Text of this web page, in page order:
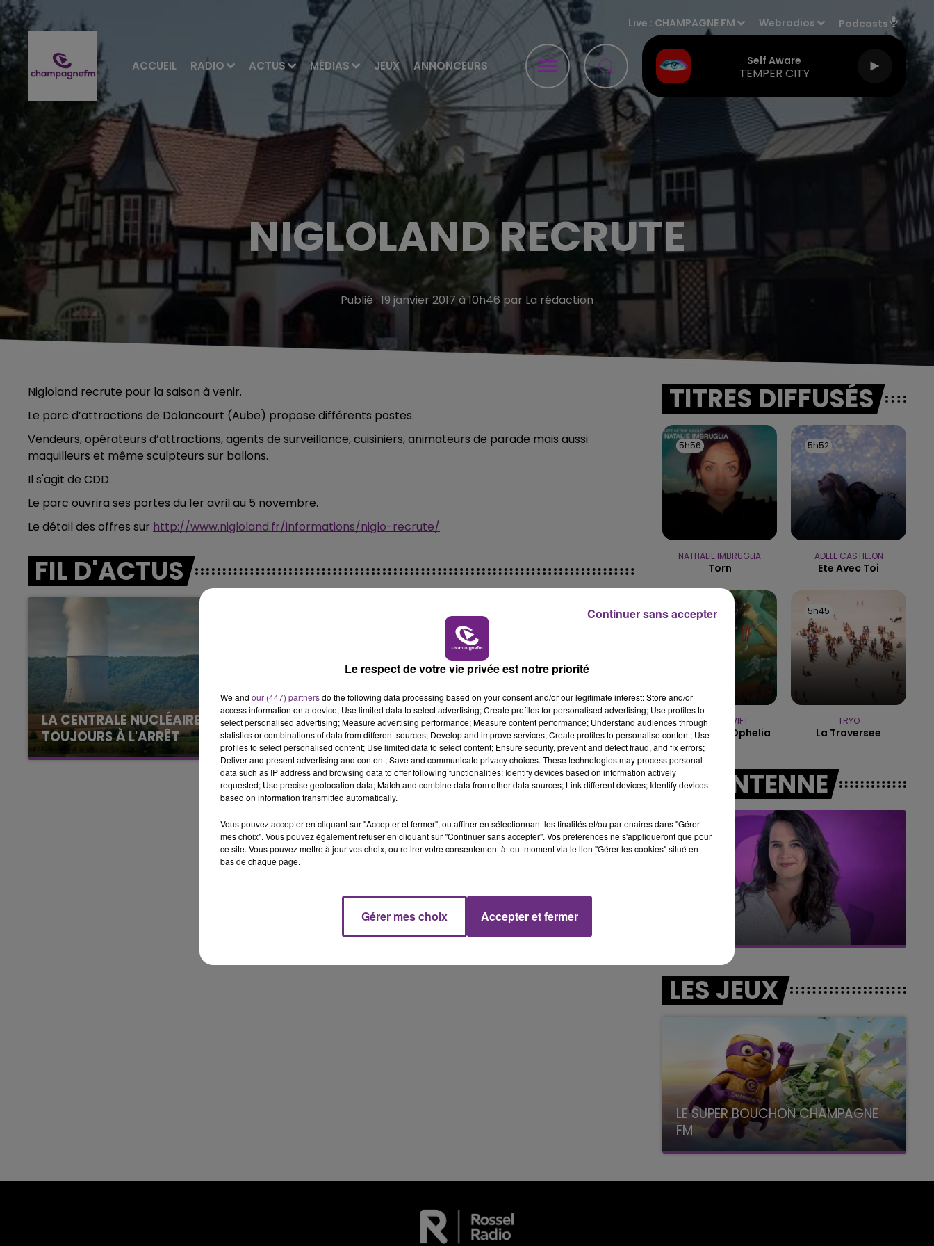
ACCUEIL RADIO ACTUS MÉDIAS JEUX ANNONCEURS
Live : CHAMPAGNE FM Webradios Podcasts
Self Aware
TEMPER CITY
11h00 - 16h00
LE WEEK-END CHAMPAGNE FM
16h00 - 20h00
LE WEEK-END CHAMPAGNE FM
NIGLOLAND RECRUTE
Publié : 19 janvier 2017 à 10h46 par La rédaction
Nigloland recrute pour la saison à venir.
Le parc d’attractions de Dolancourt (Aube) propose différents postes.
Vendeurs, opérateurs d’attractions, agents de surveillance, cuisiniers, animateurs de parade mais aussi
maquilleurs et même sculpteurs sur ballons.
Il s'agit de CDD.
Le parc ouvrira ses portes du 1er avril au 5 novembre.
Le détail des offres sur http://www.nigloland.fr/informations/niglo-recrute/
FIL D'ACTUS
LA CENTRALE NUCLÉAIRE DE CHOOZ
TOUJOURS À L'ARRÊT
Cela fait déjà une semaine que la centrale
nucléaire ardennaise est à l'arrêt. Une situation
justifiée par la sécheresse intense qui est
LE MAGASIN JOUÉCLUB DE REIMS FERME
SES PORTES
C'était l'une des institutions du centre-ville
rémois. Le magasin JouéClub est contraint de
fermer ses portes.
TITRES DIFFUSÉS
5h56
5h56
NATHALIE IMBRUGLIA
Torn
5h52
5h52
ADELE CASTILLON
Ete Avec Toi
5h49
5h49
TAYLOR SWIFT
The Fate Of Ophelia
5h45
5h45
TRYO
La Traversee
A L'ANTENNE
16h00 - 20h00
Le Week-end Champagne FM
LES JEUX
LE SUPER BOUCHON CHAMPAGNE
FM
avec La Famille Champagne FM, à 8H10
Le respect de votre vie privée est notre priorité
We and our (447) partnersdo the following data processing based on your consent and/or our legitimate interest: Store and/or
access information on a device; Use limited data to select advertising; Create profiles for personalised advertising; Use profiles to
select personalised advertising; Measure advertising performance; Measure content performance; Understand audiences through
statistics or combinations of data from different sources; Develop and improve services; Create profiles to personalise content; Use
profiles to select personalised content; Use limited data to select content; Ensure security, prevent and detect fraud, and fix errors;
Deliver and present advertising and content; Save and communicate privacy choices. These technologies may process personal
data such as IP address and browsing data to offer following functionalities: Identify devices based on information actively
requested; Use precise geolocation data; Match and combine data from other data sources; Link different devices; Identify devices
based on information transmitted automatically.
Vous pouvez accepter en cliquant sur "Accepter et fermer", ou affiner en sélectionnant les finalités et/ou partenaires dans "Gérer
mes choix". Vous pouvez également refuser en cliquant sur "Continuer sans accepter". Vos préférences ne s'appliqueront que pour
ce site. Vous pouvez mettre à jour vos choix, ou retirer votre consentement à tout moment via le lien "Gérer les cookies" situé en
bas de chaque page.
Gérer mes choix Accepter et fermer
Continuer sans accepter